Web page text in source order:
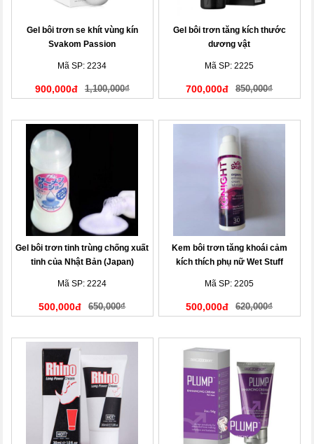
Gel bôi trơn se khít vùng kín
Svakom Passion
Mã SP: 2234
900,000đ 1,100,000₫
Gel bôi trơn tăng kích thước
dương vật
Mã SP: 2225
700,000đ 850,000₫
Gel bôi trơn tinh trùng chống xuất
tinh của Nhật Bản (Japan)
Mã SP: 2224
500,000đ 650,000₫
Kem bôi trơn tăng khoái cảm
kích thích phụ nữ Wet Stuff
Mã SP: 2205
500,000đ 620,000₫